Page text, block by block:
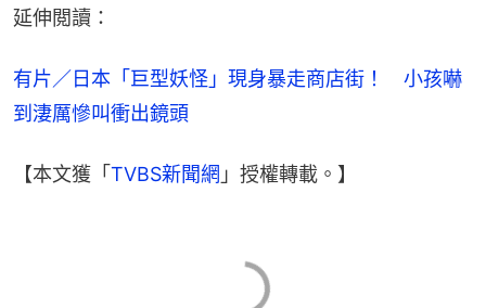
延伸閲讀：
有片／日本「巨型妖怪」現身暴走商店街！　小孩嚇
到淒厲慘叫衝出鏡頭
【本文獲「 TVBS新聞網 」授權轉載。】